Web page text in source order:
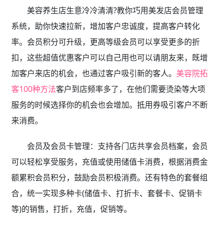
美容养生店生意冷冷清清?教你巧用美发店会员管理
系统，助你快速拉新，增加客户忠诚度，提高客户转化
率。会员积分可升级，更高等级会员可以享受更多的折
扣，这些超值优惠客户可以自己用也可以请朋友来，既增
加客户来店的机会，也通过客户吸引新的客人。 美容院拓
客100种方法客户到店频率多了，在他们需要烫染等大项
服务的时候选择你的机会也会增加。抵用券吸引客户不断
来消费。
会员及会员卡管理：支持各门店共享会员档案，会员
可以轻松享受服务，充值或使用储值卡消费，根据消费金
额累积会员积分，鼓励会员积极消费。还有特色的套餐组
合，统一实现多种卡(储值卡、打折卡、套餐卡、促销卡
等)的销售，打折，充值，促销等。